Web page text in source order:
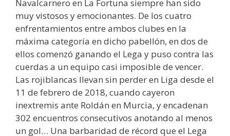
Navalcarnero en La Fortuna siempre han sido
muy vistosos y emocionantes. De los cuatro
enfrentamientos entre ambos clubes en la
máxima categoría en dicho pabellón, en dos de
ellos comenzó ganando el Lega y puso contra las
cuerdas a un equipo casi imposible de vencer.
Las rojiblancas llevan sin perder en Liga desde el
11 de febrero de 2018, cuando cayeron
inextremis ante Roldán en Murcia, y encadenan
302 encuentros consecutivos anotando al menos
un gol… Una barbaridad de récord que el Lega